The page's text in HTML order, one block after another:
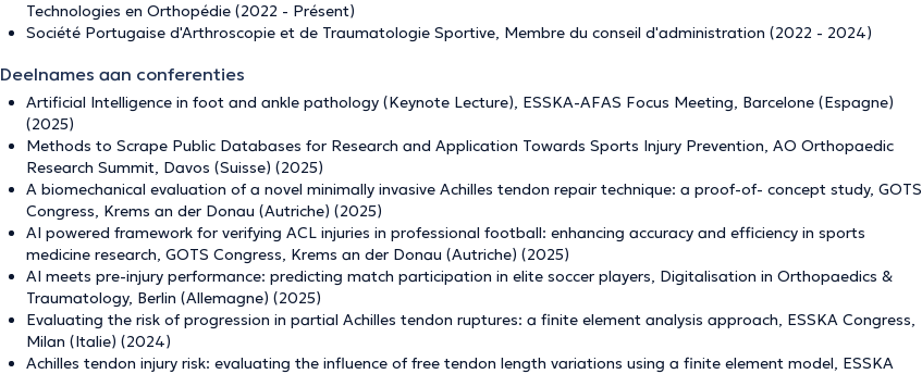
Technologies en Orthopédie (2022 - Présent)
Société Portugaise d'Arthroscopie et de Traumatologie Sportive, Membre du conseil d'administration (2022 - 2024)
Deelnames aan conferenties
Artificial Intelligence in foot and ankle pathology (Keynote Lecture), ESSKA-AFAS Focus Meeting, Barcelone (Espagne)
(2025)
Methods to Scrape Public Databases for Research and Application Towards Sports Injury Prevention, AO Orthopaedic
Research Summit, Davos (Suisse) (2025)
A biomechanical evaluation of a novel minimally invasive Achilles tendon repair technique: a proof-of- concept study, GOTS
Congress, Krems an der Donau (Autriche) (2025)
AI powered framework for verifying ACL injuries in professional football: enhancing accuracy and efficiency in sports
medicine research, GOTS Congress, Krems an der Donau (Autriche) (2025)
AI meets pre-injury performance: predicting match participation in elite soccer players, Digitalisation in Orthopaedics &
Traumatology, Berlin (Allemagne) (2025)
Evaluating the risk of progression in partial Achilles tendon ruptures: a finite element analysis approach, ESSKA Congress,
Milan (Italie) (2024)
Achilles tendon injury risk: evaluating the influence of free tendon length variations using a finite element model, ESSKA